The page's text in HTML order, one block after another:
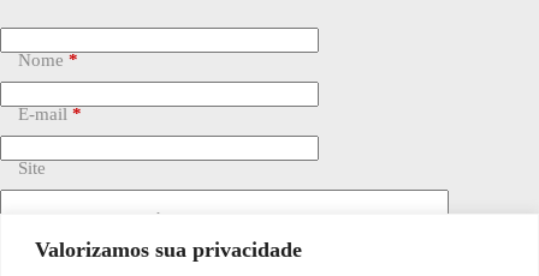
Valorizamos sua privacidade
Nome *
E-mail *
Site
Adicionar comentário